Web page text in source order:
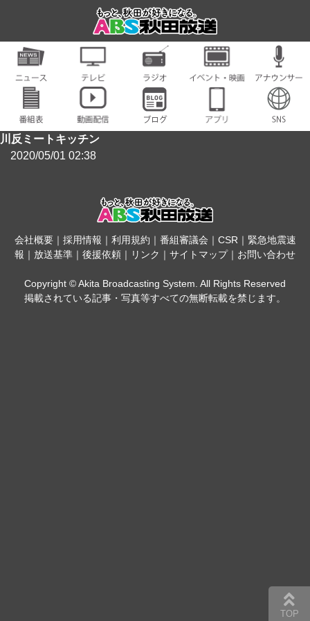
川反ミートキッチン
2020/05/01 02:38
会社概要｜ 採用情報 ｜ 利用規約 ｜ 番組審議会 ｜ CSR｜ 緊急地震速
報 ｜ 放送基準 ｜ 後援依頼 ｜ リンク ｜ サイトマップ｜ お問い合わせ
Copyright © Akita Broadcasting System. All Rights Reserved
掲載されている記事・写真等すべての無断転載を禁じます。